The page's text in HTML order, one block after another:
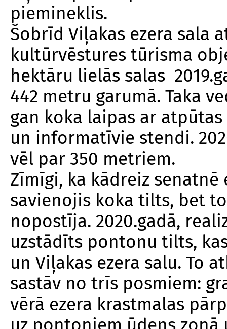
piemineklis.
Šobrīd Viļakas ezera sala
kultūrvēstures tūrisma
hektāru lielās salas
442 metru garumā. Taka
gan koka laipas ar
un informatīvie stendi.
vēl par 350 metriem.
Zīmīgi, ka kādreiz senatnē
savienojis koka tilts, bet
nopostīja. 2020.gadā,
uzstādīts pontonu tilts,
un Viļakas ezera salu. To
sastāv no trīs posmiem:
vērā ezera krastmalas